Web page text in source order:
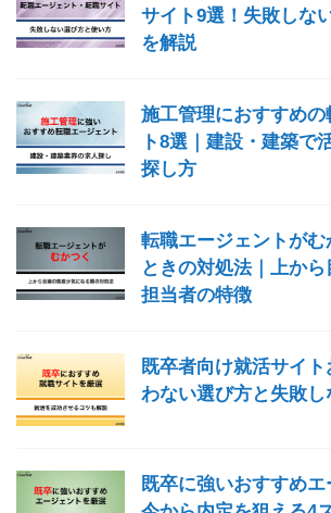
サイト9選！失敗しな
を解説
施工管理におすすめ
ト8選｜建設・建築で
探し方
転職エージェントが
ときの対処法｜上か
担当者の特徴
既卒者向け就活サイ
わない選び方と失敗
既卒に強いおすすめエ